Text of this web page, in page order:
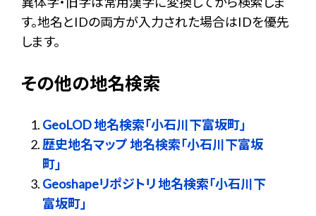
す。地名とIDの両方が入力された場合はIDを優先
します。
その他の地名検索
GeoLOD 地名検索「小石川下富坂町」
歴史地名マップ 地名検索「小石川下富坂
町」
Geoshapeリポジトリ 地名検索「小石川下
富坂町」